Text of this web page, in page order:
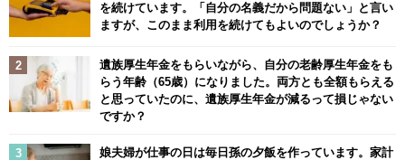
を続けています。「自分の名義だから問題ない」と言い
ますが、このまま利用を続けてもよいのでしょうか？
遺族厚生年金をもらいながら、自分の老齢厚生年金をも
らう年齢（65歳）になりました。両方とも全額もらえる
と思っていたのに、遺族厚生年金が減るって損じゃない
ですか？
娘夫婦が仕事の日は毎日孫の夕飯を作っています。家計